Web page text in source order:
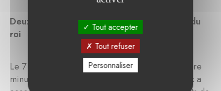
Deux biscuits de Sèvres pour l'appartement du
roi
Le 7 novembre 2017, suite à un appel de dernière
minute des conservateurs, la fondation La Marck a
Tout accepter
Tout refuser
Personnaliser